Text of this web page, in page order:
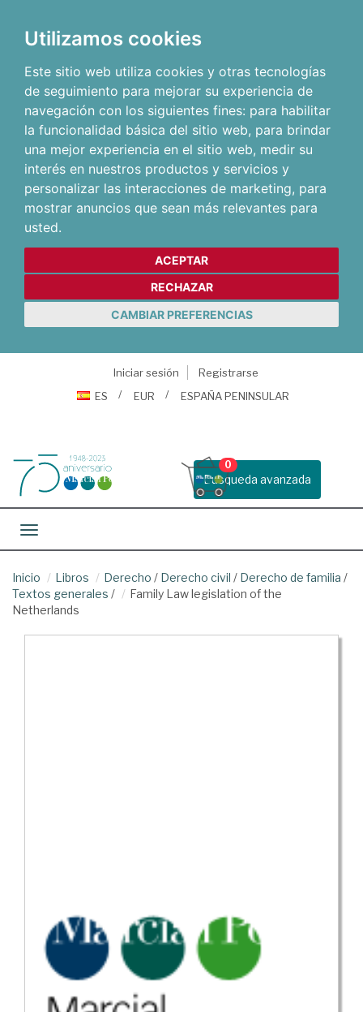
Utilizamos cookies
Este sitio web utiliza cookies y otras tecnologías
de seguimiento para mejorar su experiencia de
navegación con los siguientes fines: para habilitar
la funcionalidad básica del sitio web, para brindar
una mejor experiencia en el sitio web, medir su
interés en nuestros productos y servicios y
personalizar las interacciones de marketing, para
mostrar anuncios que sean más relevantes para
usted.
ACEPTAR
RECHAZAR
CAMBIAR PREFERENCIAS
Iniciar sesión
Registrarse
ES
EUR ESPAÑA PENINSULAR
Busqueda avanzada
0
Toggle navigation
Inicio Libros Derecho / Derecho civil / Derecho de familia /
Textos generales /
Family Law legislation of the
Netherlands